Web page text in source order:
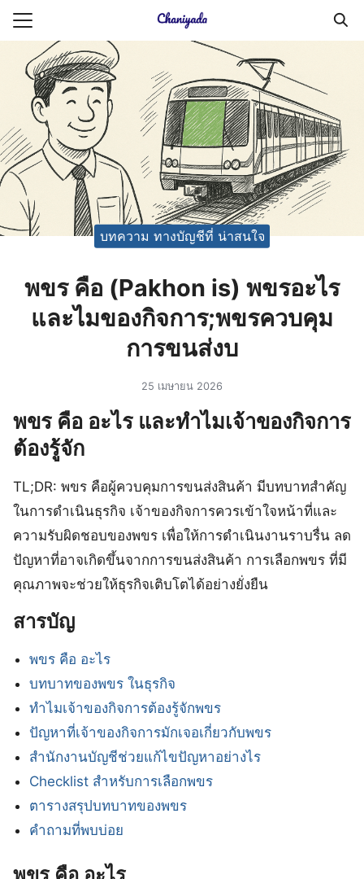
Skip
content
ยความเป็นส่วนตัว
ญชี (Accounting service)
ญชี (Accounting
Search
for:
บทความ ทางบัญชีที่ น่าสนใจ
พขร คือ (Pakhon is) พขรอะไร
และไมของกิจการ;พขรควบคุม
การขนส่งบ
25 เมษายน 2026
พขร คือ อะไร และทำไมเจ้าของกิจการ
ต้องรู้จัก
TL;DR: พขร คือผู้ควบคุมการขนส่งสินค้า มีบทบาทสำคัญ
ในการดำเนินธุรกิจ เจ้าของกิจการควรเข้าใจหน้าที่และ
ความรับผิดชอบของพขร เพื่อให้การดำเนินงานราบรื่น ลด
ปัญหาที่อาจเกิดขึ้นจากการขนส่งสินค้า การเลือกพขร ที่มี
คุณภาพจะช่วยให้ธุรกิจเติบโตได้อย่างยั่งยืน
สารบัญ
พขร คือ อะไร
บทบาทของพขร ในธุรกิจ
ทำไมเจ้าของกิจการต้องรู้จักพขร
ปัญหาที่เจ้าของกิจการมักเจอเกี่ยวกับพขร
สำนักงานบัญชีช่วยแก้ไขปัญหาอย่างไร
Checklist สำหรับการเลือกพขร
ตารางสรุปบทบาทของพขร
คำถามที่พบบ่อย